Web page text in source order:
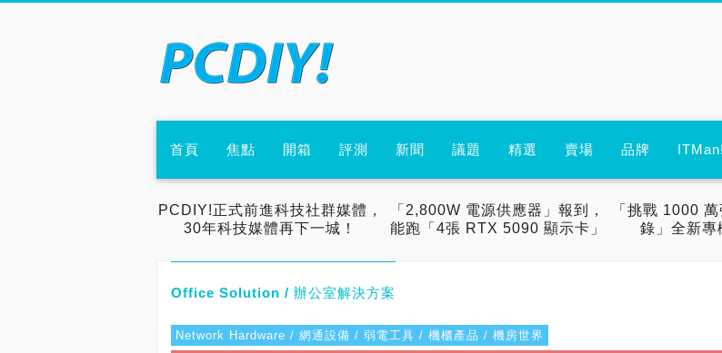
首頁 焦點 開箱 評測 新聞 議題 精選 賣場 品牌
PCDIY!正式前進科技社群媒體，
30年科技媒體再下一城！
「2,800W 電源供應器」報到，
能跑「4張 RTX 5090 顯示卡」
「挑戰 1000
錄」全新專
Office Solution / 辦公室解決方案
Network Hardware / 網通設備 / 弱電工具 / 機櫃產品 / 機房世界